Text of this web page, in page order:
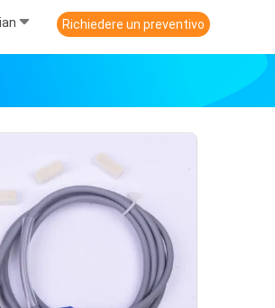
Richiedere un preventivo